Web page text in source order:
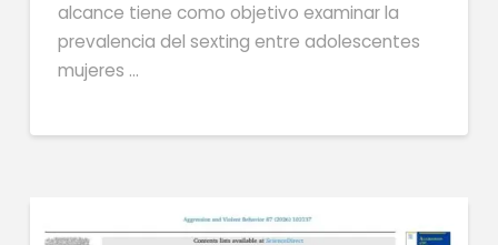
alcance tiene como objetivo examinar la
prevalencia del sexting entre adolescentes
mujeres …